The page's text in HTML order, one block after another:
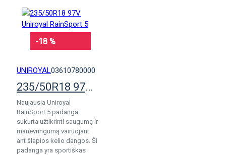
-18 %
UNIROYAL03610780000
235/50R18 97V Uniroyal RainSport 5
Naujausia Uniroyal
RainSport 5 padanga
sukurta užtikrinti saugumą ir
manevringumą vairuojant
ant šlapios kelio dangos. Ši
padanga yra sportiškas